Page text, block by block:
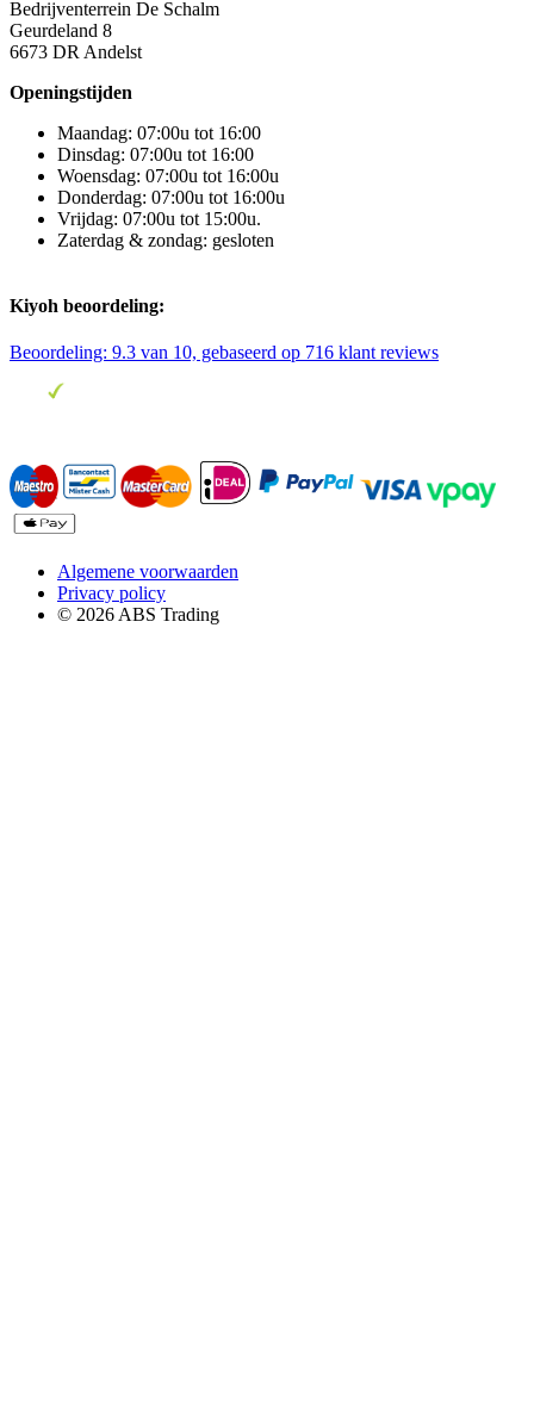
Bedrijventerrein De Schalm
Geurdeland 8
6673 DR Andelst
Openingstijden
Maandag: 07:00u tot 16:00
Dinsdag: 07:00u tot 16:00
Woensdag: 07:00u tot 16:00u
Donderdag: 07:00u tot 16:00u
Vrijdag: 07:00u tot 15:00u.
Zaterdag & zondag: gesloten
Kiyoh beoordeling:
Beoordeling: 9.3 van 10, gebaseerd op 716 klant reviews
Algemene voorwaarden
Privacy policy
© 2026 ABS Trading